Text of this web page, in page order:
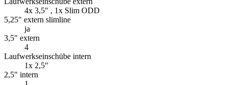
4x 3,5" , 1x Slim ODD
5,25" extern slimline
ja
3,5" extern
4
Laufwerkseinschübe intern
1x 2,5"
2,5" intern